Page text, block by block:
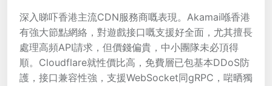
深入睇吓香港主流CDN服務商嘅表現。Akamai喺香港
有強大節點網絡，對遊戲接口嘅支援好全面，尤其擅長
處理高頻API請求，但價錢偏貴，中小團隊未必頂得
順。Cloudflare就性價比高，免費層已包基本DDoS防
護，接口兼容性強，支援WebSocket同gRPC，啱晒獨